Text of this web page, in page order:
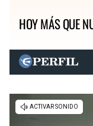
HOY MÁS QUE